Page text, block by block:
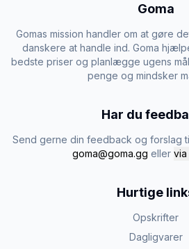
Goma
Gomas mission handler om at gøre
danskere at handle ind. Goma
bedste priser og planlægge ugens
penge og mindsker
Har du
Send gerne din feedback og forslag
goma@goma.gg eller via
Hurtige
Opskrifter
Dagligvarer